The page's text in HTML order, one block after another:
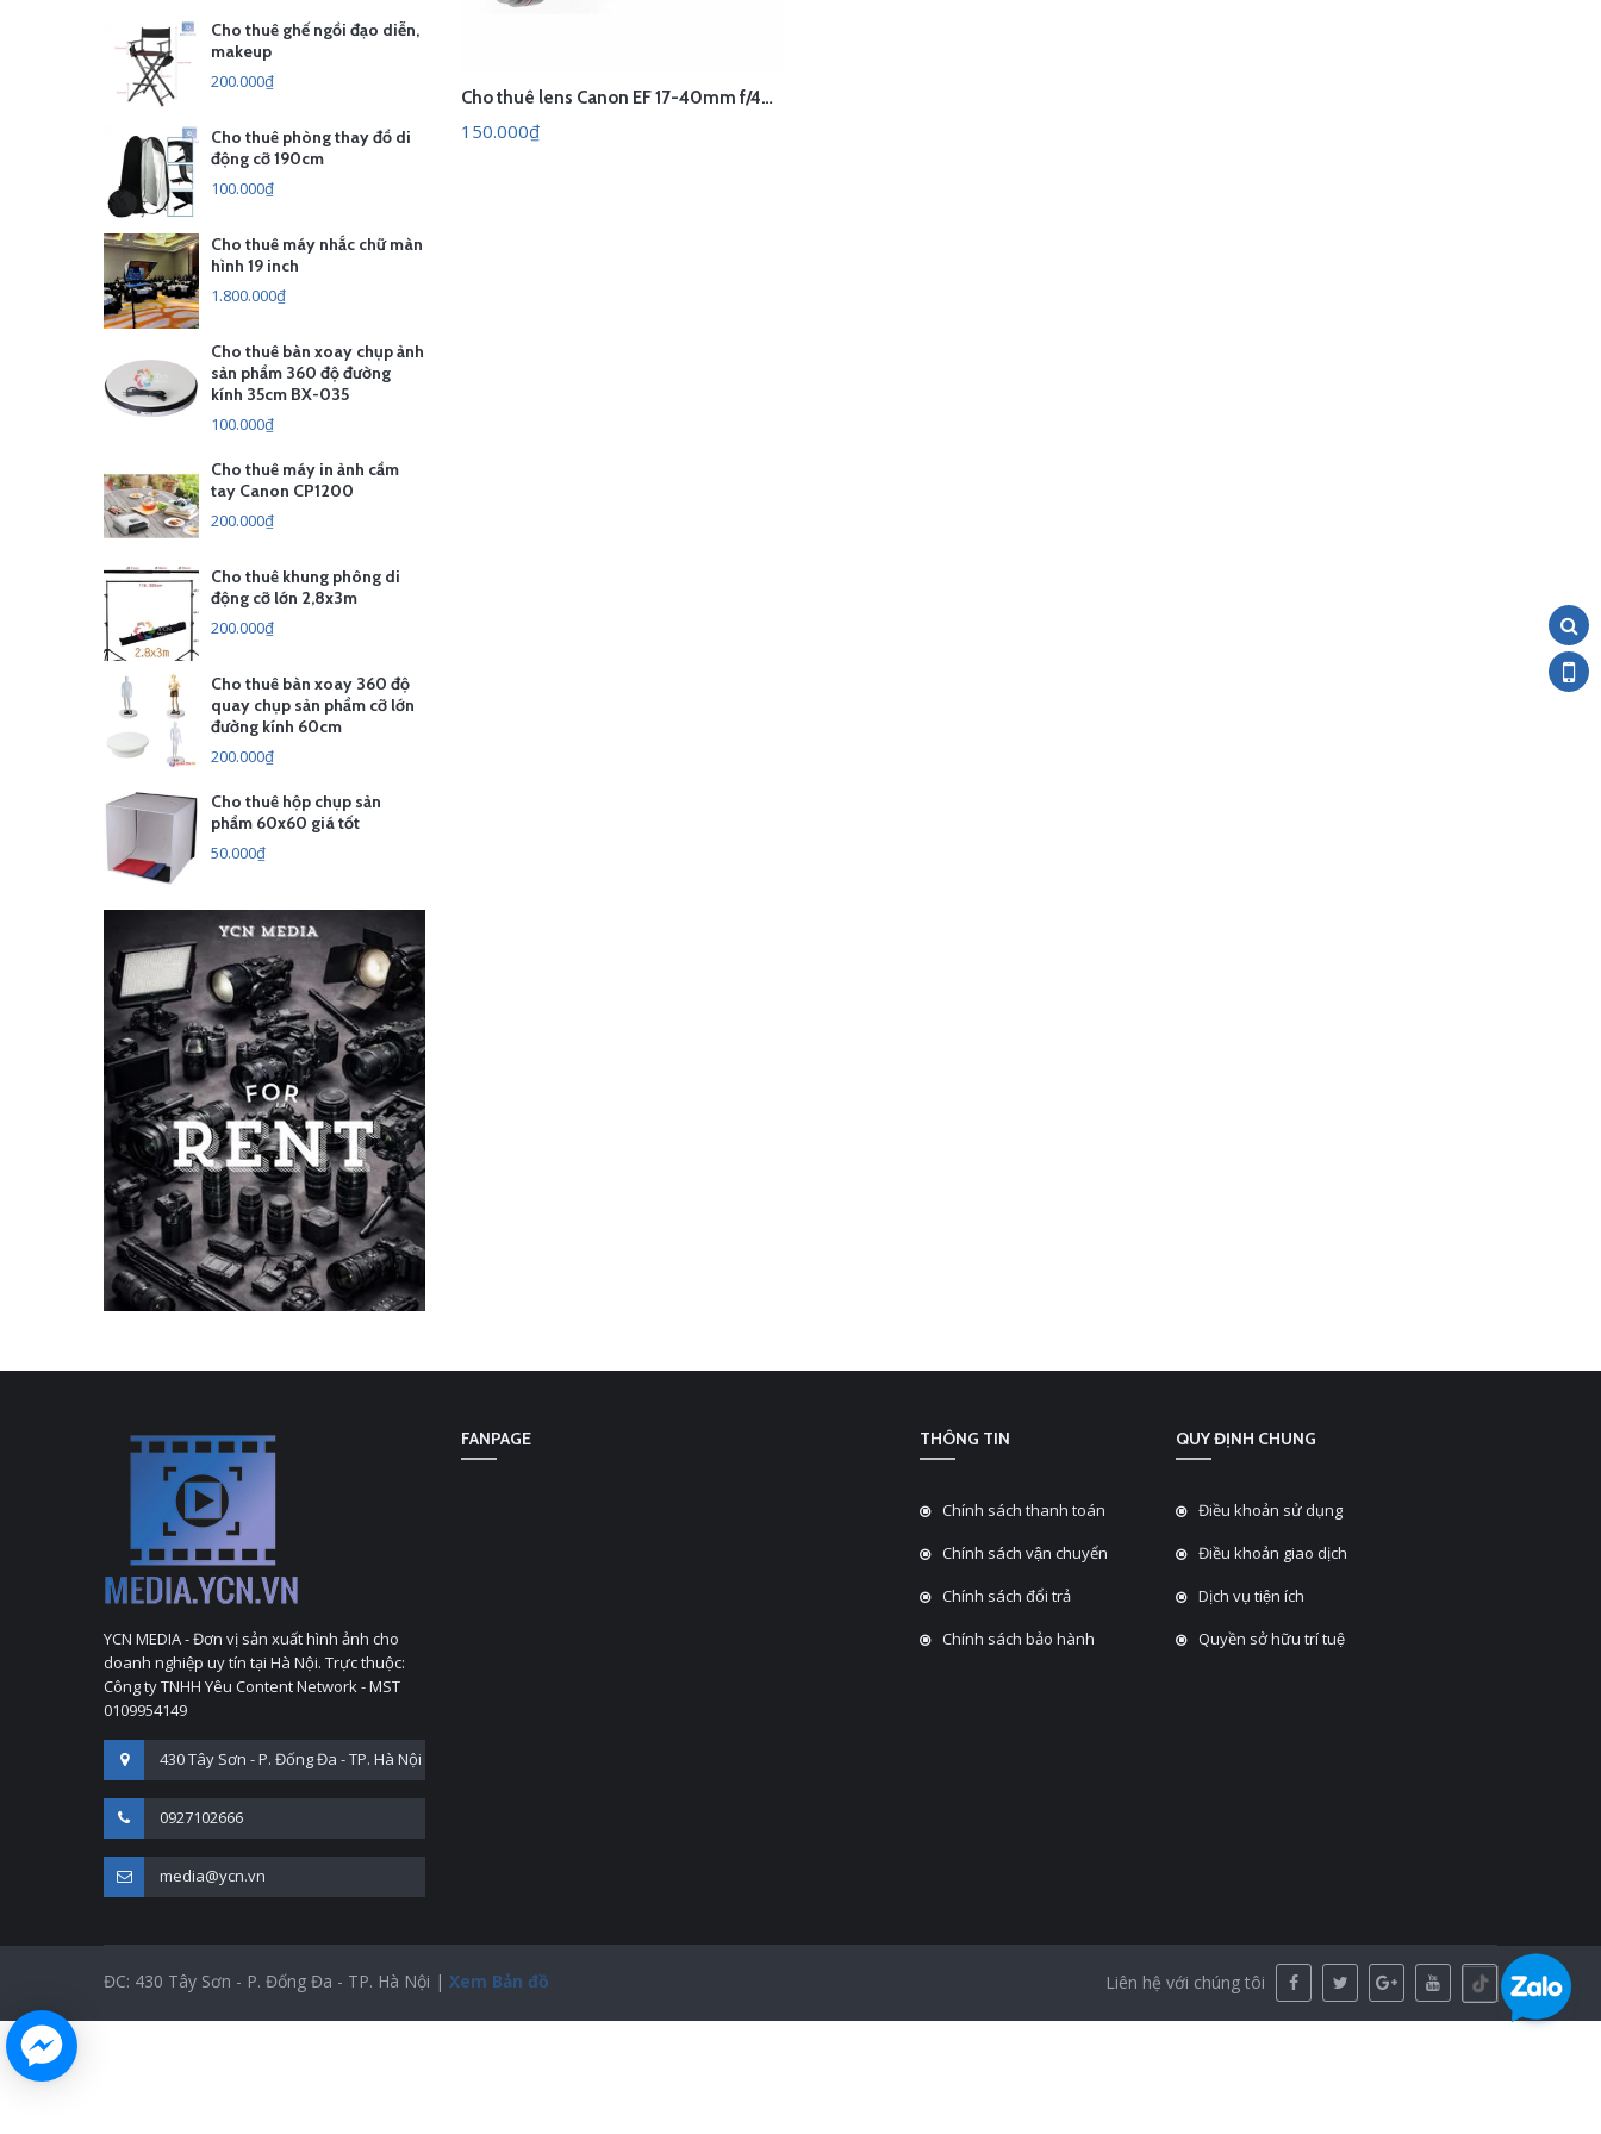
ĐẶT DỊCH VỤ XEM NHANH
Cho thuê lens Canon EF 17-40mm f/4L USM
150.000₫
Cho thuê ghế ngồi đạo diễn,
makeup
200.000₫
Cho thuê phòng thay đồ di
động cỡ 190cm
100.000₫
Cho thuê máy nhắc chữ màn
hình 19 inch
1.800.000₫
Cho thuê bàn xoay chụp ảnh
sản phẩm 360 độ đường
kính 35cm BX-035
100.000₫
Cho thuê máy in ảnh cầm
tay Canon CP1200
200.000₫
Cho thuê khung phông di
động cỡ lớn 2,8x3m
200.000₫
Cho thuê bàn xoay 360 độ
quay chụp sản phẩm cỡ lớn
đường kính 60cm
200.000₫
Cho thuê hộp chụp sản
phẩm 60x60 giá tốt
50.000₫
YCN MEDIA - Đơn vị sản xuất hình ảnh cho
doanh nghiệp uy tín tại Hà Nội. Trực thuộc:
Công ty TNHH Yêu Content Network - MST
0109954149
430 Tây Sơn - P. Đống Đa - TP. Hà Nội
0927102666
media@ycn.vn
FANPAGE THÔNG TIN
Chính sách thanh toán
Chính sách vận chuyển
Chính sách đổi trả
Chính sách bảo hành
QUY ĐỊNH CHUNG
Điều khoản sử dụng
Điều khoản giao dịch
Dịch vụ tiện ích
Quyền sở hữu trí tuệ
ĐC: 430 Tây Sơn - P. Đống Đa - TP. Hà Nội | Xem Bản đồ Liên hệ với chúng tôi